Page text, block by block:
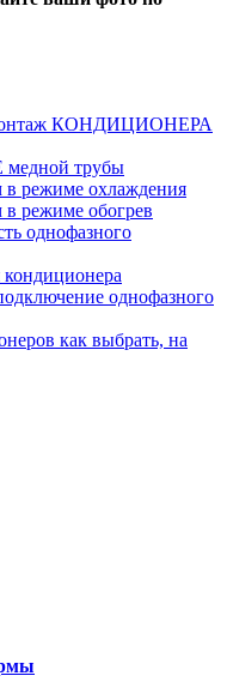
КОНДИЦИОНЕРА
трубы
в режиме охлаждения
режиме обогрев
однофазного
кондиционера
однофазного
как выбрать, на